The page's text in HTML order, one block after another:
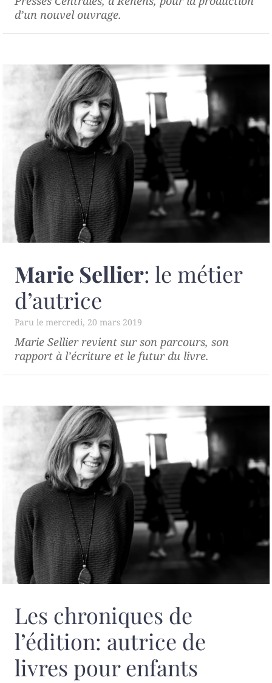
d’un nouvel ouvrage.
Marie Sellier: le métier
d’autrice
mercredi, 20 mars 2019
Marie Sellier revient sur son parcours, son
rapport à l’écriture et le futur du livre.
Les chroniques de
l’édition: autrice de
livres pour enfants